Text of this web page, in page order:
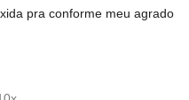
pra conforme meu agrado